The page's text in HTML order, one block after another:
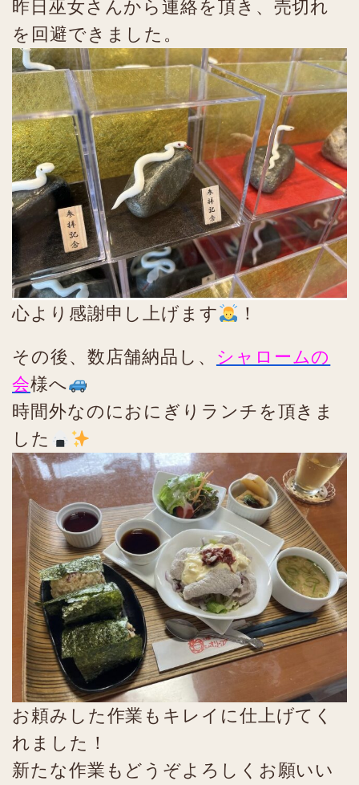
昨日巫女さんから連絡を頂き、売切れ
を回避できました。
心より感謝申し上げます ！
その後、数店舗納品し、 シャロームの
会様へ
時間外なのにおにぎりランチを頂きま
した
お頼みした作業もキレイに仕上げてく
れました！
新たな作業もどうぞよろしくお願いい